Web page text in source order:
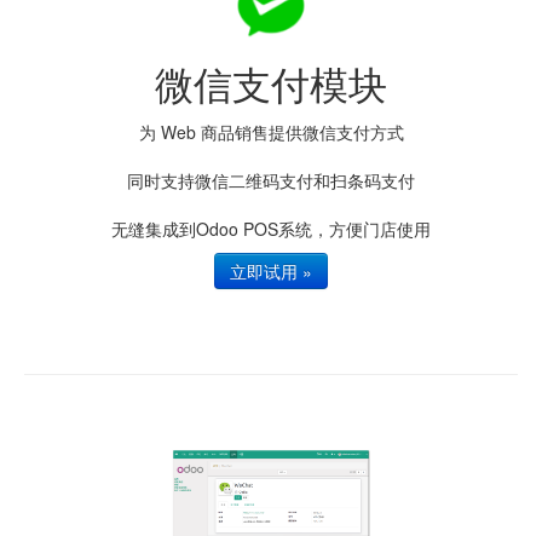
微信支付模块
为 Web 商品销售提供微信支付方式
同时支持微信二维码支付和扫条码支付
无缝集成到Odoo POS系统，方便门店使用
立即试用 »